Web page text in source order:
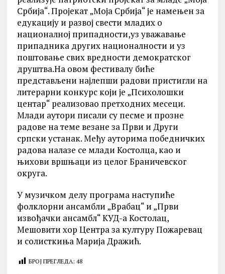
Србија“. Пројекат „Моја Србија“ је намењен за
едукацију и развој свести младих о
националној припадности,уз уважавање
припадника других националности и уз
поштовање свих вредности демократског
друштва.На овом фестивалу биће
представљени најлепши радови пристигли на
литерарни конкурс који је „Психолошки
центар“ реализовао претходних месеци.
Млади аутори писали су песме и прозне
радове на теме везане за Први и Други
српски устанак. Међу ауторима победничких
радова налазе се млади Костолца, као и
њихови вршњаци из целог Браничевског
округа.
У музичком делу програма наступиће
фолклорни ансамбли „Врабац“ и „Први
извођачки ансамбл“ КУД-а Костолац,
Мешовити хор Центра за културу Пожаревац
и солисткиња Марија Дражић.
БРОЈ ПРЕГЛЕДА: 48